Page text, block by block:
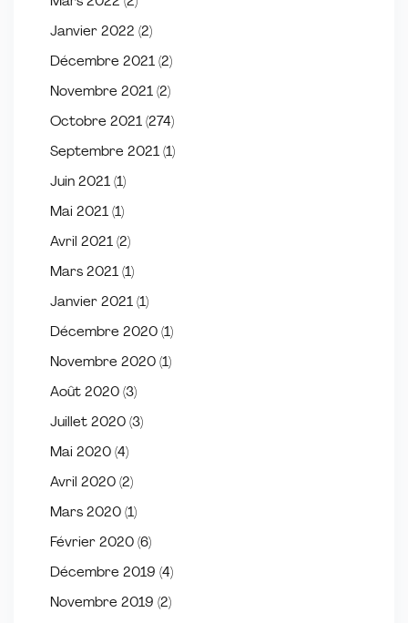
Janvier 2022 (2)
Décembre 2021 (2)
Novembre 2021 (2)
Octobre 2021 (274)
Septembre 2021 (1)
Juin 2021 (1)
Mai 2021 (1)
Avril 2021 (2)
Mars 2021 (1)
Janvier 2021 (1)
Décembre 2020 (1)
Novembre 2020 (1)
Août 2020 (3)
Juillet 2020 (3)
Mai 2020 (4)
Avril 2020 (2)
Mars 2020 (1)
Février 2020 (6)
Décembre 2019 (4)
Novembre 2019 (2)